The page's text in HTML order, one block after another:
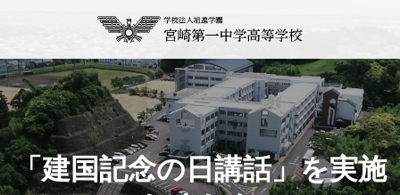
「建国記念の日講話」を実施